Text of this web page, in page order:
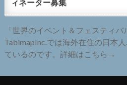
ィネーター募集
「世界のイベント＆フェスティ
TabimapInc.では海外在住の日本
ているのです。詳細はこちら→